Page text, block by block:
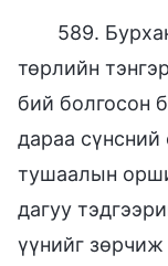
589.
төрлийн
бий болгосон
дараа сүнсний
тушаалын
дагуу
үүнийг